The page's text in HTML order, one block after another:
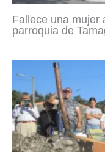
Fallece una mujer
parroquia de